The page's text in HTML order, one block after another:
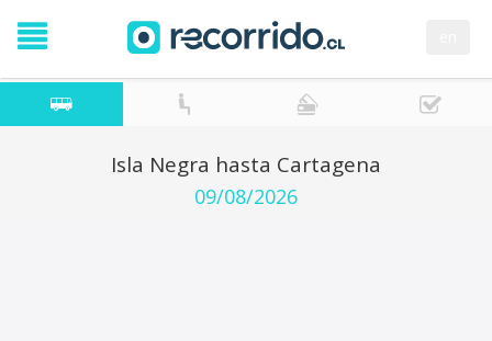
Isla Negra hasta Cartagena
09/08/2026